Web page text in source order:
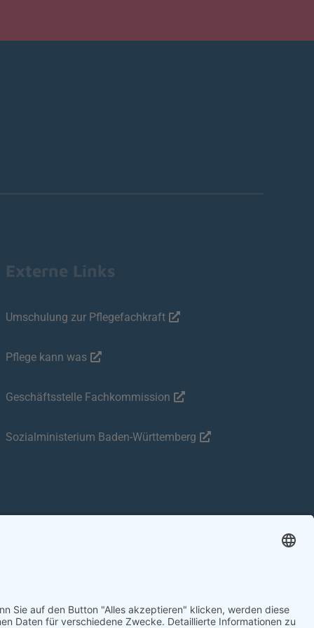
Externe Links
Umschulung zur Pflegefachkraft
Pflege kann was
Geschäftsstelle Fachkommission
Sozialministerium Baden-Württemberg